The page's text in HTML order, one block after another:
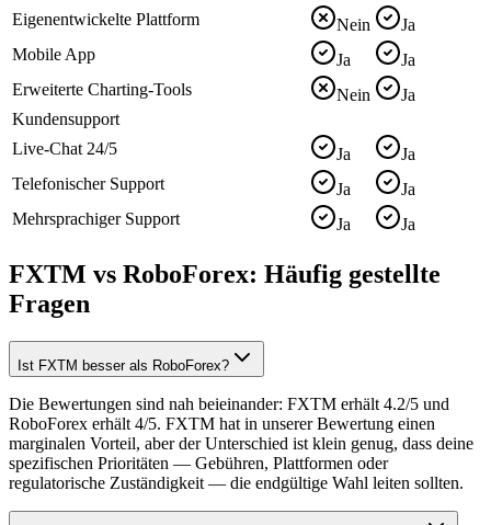
Eigenentwickelte Plattform
Nein
Ja
Mobile App
Ja
Ja
Erweiterte Charting-Tools
Nein
Ja
Kundensupport
Live-Chat 24/5
Ja
Ja
Telefonischer Support
Ja
Ja
Mehrsprachiger Support
Ja Ja
FXTM vs RoboForex: Häufig gestellte
Fragen
Ist FXTM besser als RoboForex?
Die Bewertungen sind nah beieinander: FXTM erhält 4.2/5 und
RoboForex erhält 4/5. FXTM hat in unserer Bewertung einen
marginalen Vorteil, aber der Unterschied ist klein genug, dass deine
spezifischen Prioritäten — Gebühren, Plattformen oder
regulatorische Zuständigkeit — die endgültige Wahl leiten sollten.